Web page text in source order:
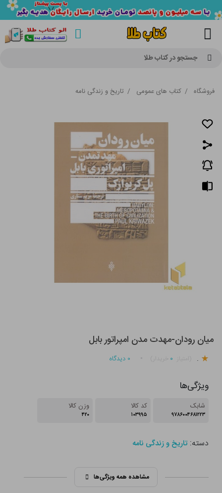
جستجو در کتاب طلا
فروشگاه / کتاب های عمومی / تاریخ و زندگی نامه
میان رودان-مهدت مدن امپراتور بابل
. ۰ ۰ دیدگاه
ویژگی‌ها
شابک
۹۷۸۶۰۰۴۶۸۱۲۲۳
کد کالا
۱۰۳۹۹۵
وزن کالا
۴۲۰
دسته:تاریخ و زندگی نامه
مشاهده همه ویژگی‌ها